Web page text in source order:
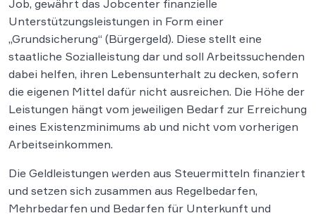
Job, gewährt das Jobcenter finanzielle
Unterstützungsleistungen in Form einer
„Grundsicherung“ (Bürgergeld). Diese stellt eine
staatliche Sozialleistung dar und soll Arbeitssuchenden
dabei helfen, ihren Lebensunterhalt zu decken, sofern
die eigenen Mittel dafür nicht ausreichen. Die Höhe der
Leistungen hängt vom jeweiligen Bedarf zur Erreichung
eines Existenzminimums ab und nicht vom vorherigen
Arbeitseinkommen.
Die Geldleistungen werden aus Steuermitteln finanziert
und setzen sich zusammen aus Regelbedarfen,
Mehrbedarfen und Bedarfen für Unterkunft und